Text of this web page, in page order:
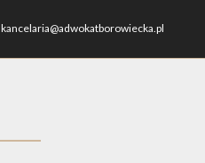
kancelaria@adwokatborowiecka.pl